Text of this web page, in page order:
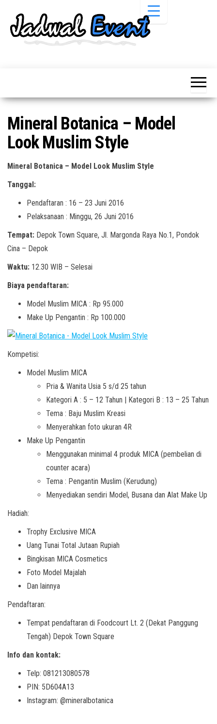
Pameran,
Acara &
Promo
Terbaru
Pameran,
Bazaar,
Workshop,
Job Fair,
Lomba dll.
Mineral Botanica – Model
Look Muslim Style
Mineral Botanica – Model Look Muslim Style
Tanggal:
Pendaftaran : 16 – 23 Juni 2016
Pelaksanaan : Minggu, 26 Juni 2016
Tempat: Depok Town Square, Jl. Margonda Raya No.1, Pondok
Cina – Depok
Waktu: 12.30 WIB – Selesai
Biaya pendaftaran:
Model Muslim MICA : Rp 95.000
Make Up Pengantin : Rp 100.000
Kompetisi:
Model Muslim MICA
Pria & Wanita Usia 5 s/d 25 tahun
Kategori A : 5 – 12 Tahun | Kategori B : 13 – 25 Tahun
Tema : Baju Muslim Kreasi
Menyerahkan foto ukuran 4R
Make Up Pengantin
Menggunakan minimal 4 produk MICA (pembelian di
counter acara)
Tema : Pengantin Muslim (Kerudung)
Menyediakan sendiri Model, Busana dan Alat Make Up
Hadiah:
Trophy Exclusive MICA
Uang Tunai Total Jutaan Rupiah
Bingkisan MICA Cosmetics
Foto Model Majalah
Dan lainnya
Pendaftaran:
Tempat pendaftaran di Foodcourt Lt. 2 (Dekat Panggung
Tengah) Depok Town Square
Info dan kontak:
Telp: 081213080578
PIN: 5D604A13
Instagram: @mineralbotanica